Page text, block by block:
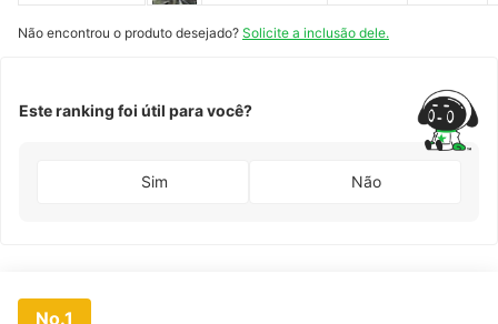
｜ASTRAL
Não encontrou o produto desejado? Solicite a inclusão dele.
Este ranking foi útil para você?
Sim Não
No.1